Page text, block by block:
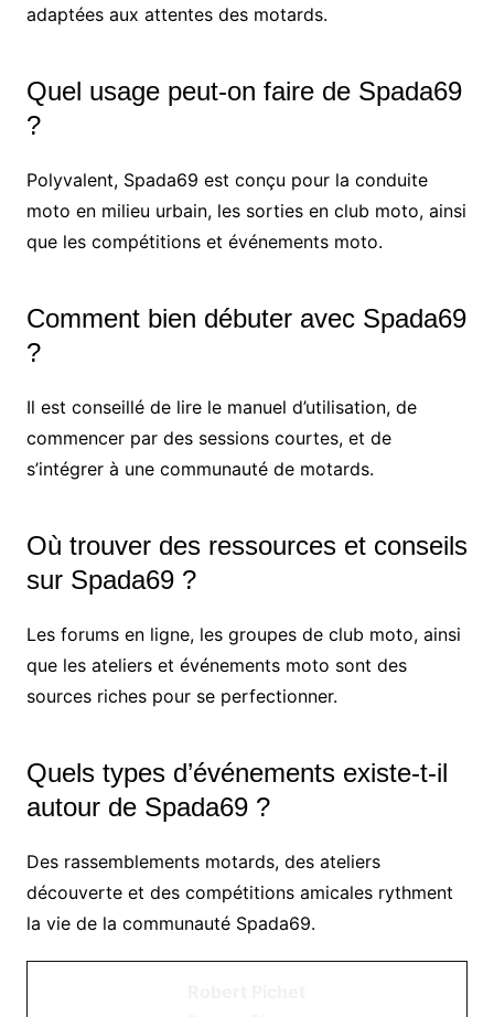
adaptées aux attentes des motards.
Quel usage peut-on faire de Spada69
?
Polyvalent, Spada69 est conçu pour la conduite
moto en milieu urbain, les sorties en club moto, ainsi
que les compétitions et événements moto.
Comment bien débuter avec Spada69
?
Il est conseillé de lire le manuel d’utilisation, de
commencer par des sessions courtes, et de
s’intégrer à une communauté de motards.
Où trouver des ressources et conseils
sur Spada69 ?
Les forums en ligne, les groupes de club moto, ainsi
que les ateliers et événements moto sont des
sources riches pour se perfectionner.
Quels types d’événements existe-t-il
autour de Spada69 ?
Des rassemblements motards, des ateliers
découverte et des compétitions amicales rythment
la vie de la communauté Spada69.